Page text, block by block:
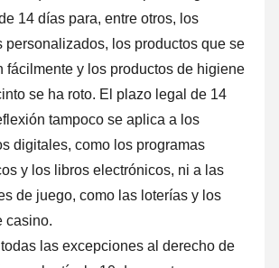
14 días para, entre otros, los
personalizados, los productos que se
fácilmente y los productos de higiene
se ha roto. El plazo legal de 14
tampoco se aplica a los
digitales, como los programas
y los libros electrónicos, ni a las
de juego, como las loterías y los
casino.
las excepciones al derecho de